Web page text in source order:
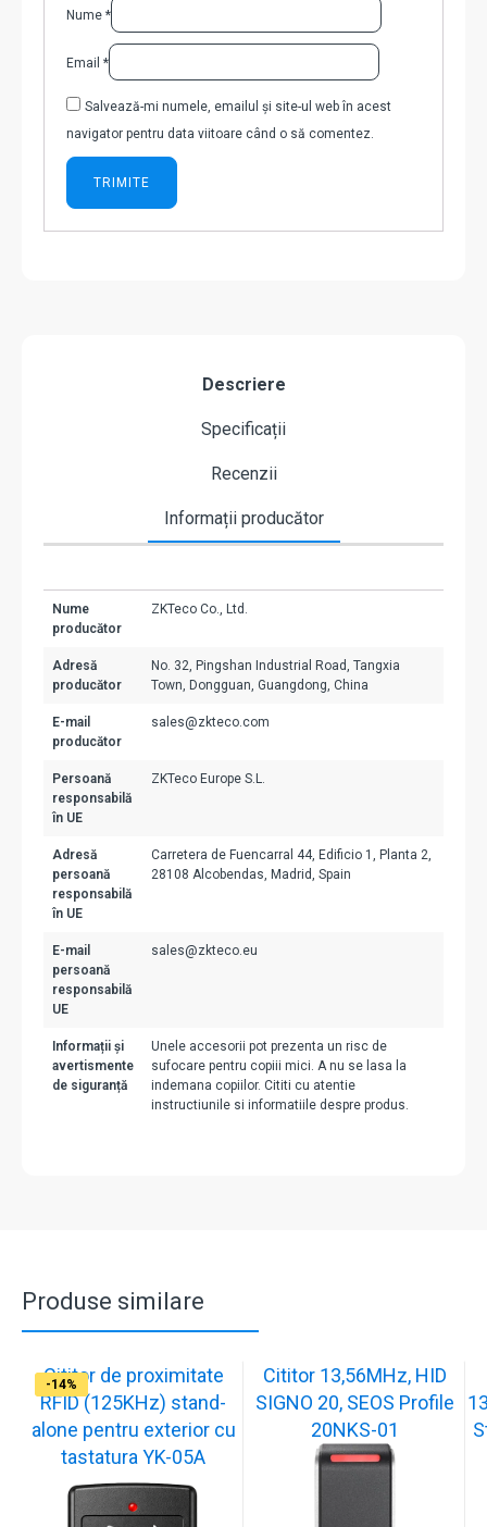
Nume *
Email *
Salvează-mi numele, emailul și site-ul web în acest
navigator pentru data viitoare când o să comentez.
Descriere
Specificații
Recenzii
Informații producător
Nume
producător
ZKTeco Co., Ltd.
Adresă
producător
No. 32, Pingshan Industrial Road, Tangxia
Town, Dongguan, Guangdong, China
E-mail
producător
sales@zkteco.com
Persoană
responsabilă
în UE
ZKTeco Europe S.L.
Adresă
persoană
responsabilă
în UE
Carretera de Fuencarral 44, Edificio 1, Planta 2,
28108 Alcobendas, Madrid, Spain
E-mail
persoană
responsabilă
UE
sales@zkteco.eu
Informații și
avertismente
de siguranță
Unele accesorii pot prezenta un risc de
sufocare pentru copiii mici. A nu se lasa la
indemana copiilor. Cititi cu atentie
instructiunile si informatiile despre produs.
Produse similare
-36%
Cititor de proximitate
RFID (125KHz) stand-
alone pentru exterior cu
tastatura YK-05A
-12%
Cititor 13,56MHz, HID
SIGNO 20, SEOS Profile
20NKS-01
-14%